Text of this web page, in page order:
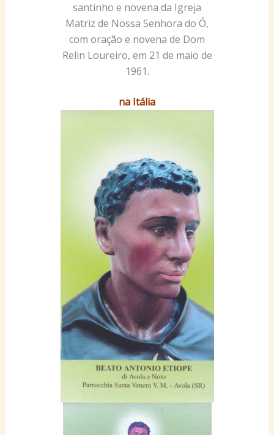
santinho e novena da Igreja
Matriz de Nossa Senhora do Ó,
com oração e novena de Dom
Relin Loureiro, em 21 de maio de
1961.
na Itália